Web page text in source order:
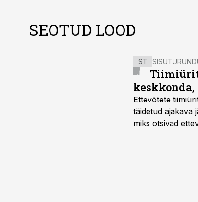
SEOTUD LOOD
ST
Ettevõtete
täidetud ajakava
miks otsivad